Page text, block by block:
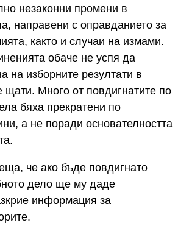
незаконни промени в
направени с оправданието за
както и случаи на измами.
обаче не успя да
на изборните резултати в
щати. Много от повдигнатите по
бяха прекратени по
а не поради основателността
че ако бъде повдигнато
дело ще му даде
информация за